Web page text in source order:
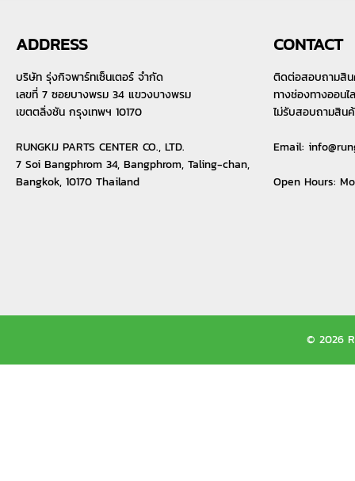
ADDRESS
บริษัท รุ่งกิจพาร์ทเซ็นเตอร์ จำกัด
เลขที่ 7 ซอยบางพรม 34 แขวงบางพรม
เขตตลิ่งชัน กรุงเทพฯ 10170
RUNGKIJ PARTS CENTER CO., LTD.
7 Soi Bangphrom 34, Bangphrom, Taling-chan,
Bangkok, 10170 Thailand
CONTACT
ติดต่อสอบถามสิ
ทางช่องทางออนไ
ไม่รับสอบถามสิน
Email:
Open Hours:
© 2026